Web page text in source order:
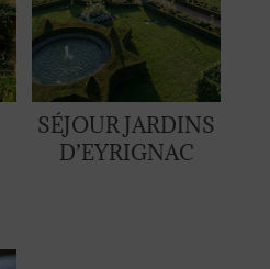
SÉJOUR JARDINS
D’EYRIGNAC